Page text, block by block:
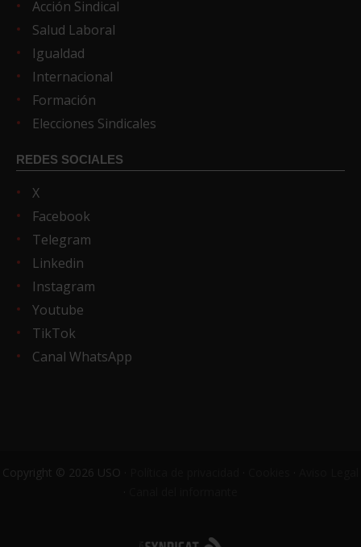
Acción Sindical
Salud Laboral
Igualdad
Internacional
Formación
Elecciones Sindicales
REDES SOCIALES
X
Facebook
Telegram
Linkedin
Instagram
Youtube
TikTok
Canal WhatsApp
Copyright © 2026 USO ·